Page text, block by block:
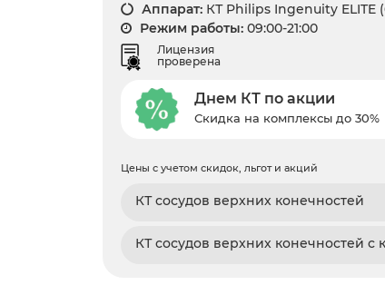
Аппарат: КТ Philips Ingenuity ELITE
Режим работы: 09:00-21:00
Лицензия
проверена
Днем КТ по акции
Скидка на комплексы до 30%
Цены с учетом скидок, льгот и акций
КТ сосудов верхних конечностей
КТ сосудов верхних конечностей с